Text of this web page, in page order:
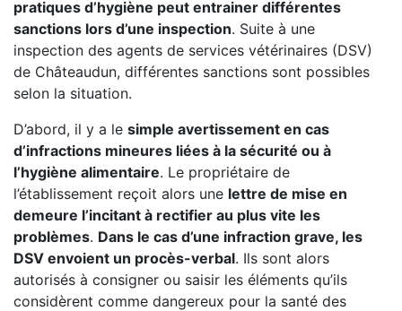
pratiques d’hygiène peut entrainer différentes
sanctions lors d’une inspection. Suite à une
inspection des agents de services vétérinaires (DSV)
de Châteaudun, différentes sanctions sont possibles
selon la situation.
D’abord, il y a le simple avertissement en cas
d’infractions mineures liées à la sécurité ou à
l’hygiène alimentaire. Le propriétaire de
l’établissement reçoit alors une lettre de mise en
demeure l’incitant à rectifier au plus vite les
problèmes. Dans le cas d’une infraction grave, les
DSV envoient un procès-verbal. Ils sont alors
autorisés à consigner ou saisir les éléments qu’ils
considèrent comme dangereux pour la santé des